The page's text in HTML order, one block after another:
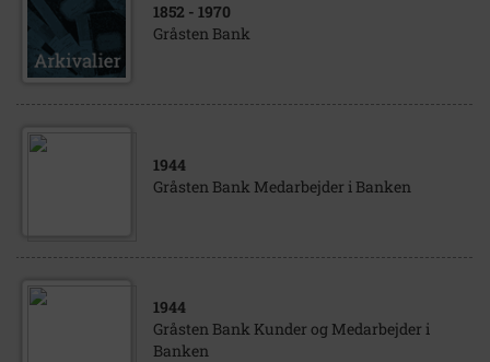
1852 - 1970
Gråsten Bank
1944
Gråsten Bank Medarbejder i Banken
1944
Gråsten Bank Kunder og Medarbejder i
Banken